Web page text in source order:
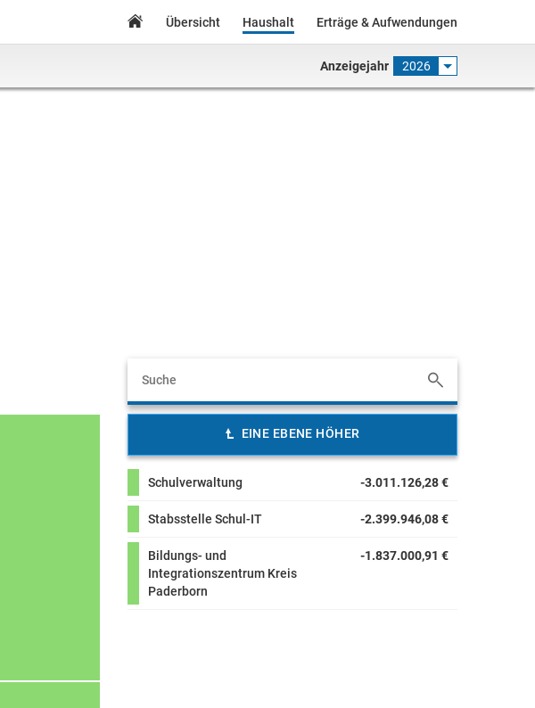
Übersicht Haushalt Erträge & Aufwendungen
Anzeigejahr 2026
EINE EBENE HÖHER
Schulverwaltung -3.011.126,28 €
Stabsstelle Schul-IT -2.399.946,08 €
Bildungs- und
Integrationszentrum Kreis
Paderborn
-1.837.000,91 €